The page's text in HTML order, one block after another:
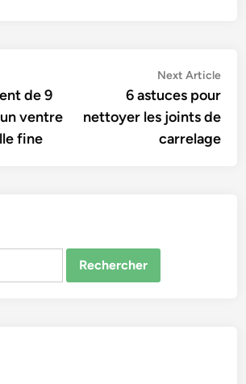
de 9
ventre
fine
Next Article
6 astuces pour
nettoyer les joints de
carrelage